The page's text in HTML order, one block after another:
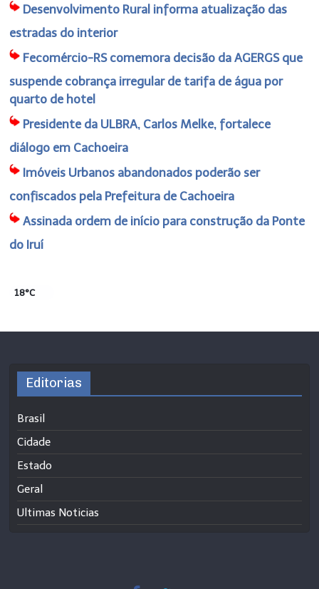
Desenvolvimento Rural informa atualização das
estradas do interior
Fecomércio-RS comemora decisão da AGERGS que
suspende cobrança irregular de tarifa de água por
quarto de hotel
Presidente da ULBRA, Carlos Melke, fortalece
diálogo em Cachoeira
Imóveis Urbanos abandonados poderão ser
confiscados pela Prefeitura de Cachoeira
Assinada ordem de início para construção da Ponte
do Iruí
18°C
Editorias
Brasil
Cidade
Estado
Geral
Ultimas Noticias